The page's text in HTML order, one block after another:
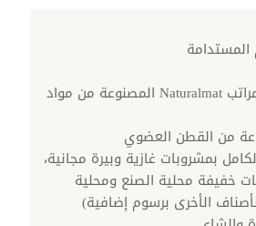
قائمة الوسائد ومراتب Naturalmat المصنوعة من مواد
من القطن العضوي
بمشروبات غازية وبيرة مجانية،
خفيفة محلية الصنع ومحلية
الأخرى برسوم إضافية)